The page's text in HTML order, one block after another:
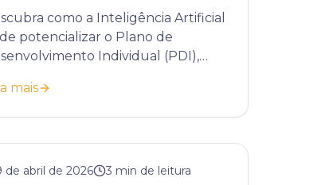
como a Inteligência Artificial
potencializar o Plano de
Individual (PDI),
e estratégico.
mais
de abril de 2026 3 min de leitura